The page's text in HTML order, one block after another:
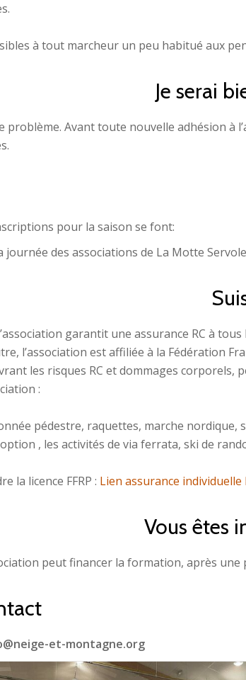
à tout marcheur un peu habitué aux
Je serai
problème. Avant toute nouvelle adhésion à
pour la saison se font:
journée des associations de La Motte
garantit une assurance RC à
l’association est affiliée à la Fédération
les risques RC et dommages
:
pédestre, raquettes, marche nordique,
, les activités de via ferrata, ski de
la licence FFRP : Lien assurance individuelle
Vous êtes
peut financer la formation, après
et-montagne.org